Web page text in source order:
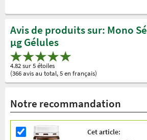
Avis de produits sur: Mono
µg Gélules
4.82 sur 5 étoiles
(366 avis au total, 5 en français)
Notre recommandation
Cet article: